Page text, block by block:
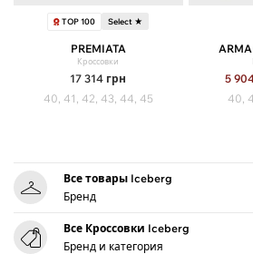
TOP 100 Select ★
PREMIATA
Кроссовки
17 314 грн
40, 41, 42, 43, 44, 45
5
40,
Все товары Iceberg
Бренд
Все Кроссовки Iceberg
Бренд и категория